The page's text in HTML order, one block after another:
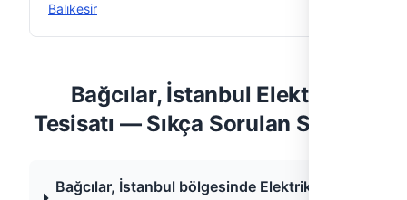
Balıkesir
Bağcılar, İstanbul Elektrik
Tesisatı — Sıkça Sorulan Sorular
Bağcılar, İstanbul bölgesinde Elektrik